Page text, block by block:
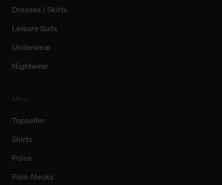
Dresses / Skirts
Leisure Suits
Underwear
Nightwear
Topseller
Shirts
Polos
Polo-Necks